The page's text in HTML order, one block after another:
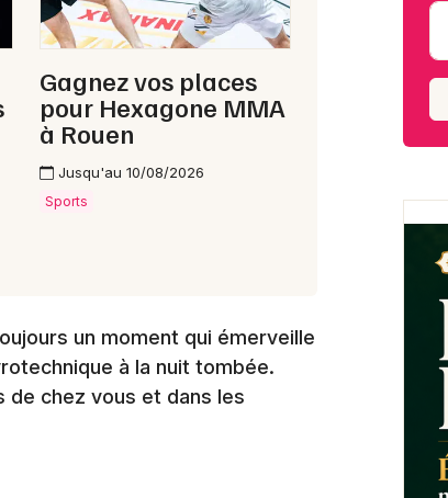
Je m'abonne
Gagnez vos places
pour Hexagone MMA
à Rouen
Jusqu'au 10/08/2026
Sports
un moment qui émerveille
à la nuit tombée.
de chez vous et dans les